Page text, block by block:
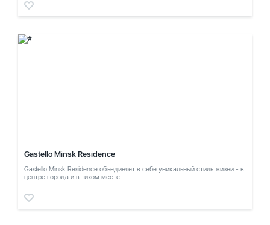
Gastello Minsk Residence
Gastello Minsk Residence объединяет в себе уникальный стиль жизни - в
центре города и в тихом месте